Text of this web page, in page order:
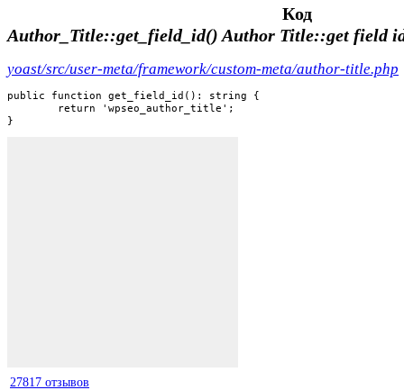
Код
Author_Title::get_field_id() Author Title::get field
yoast/src/user-meta/framework/custom-meta/author-title.php
public function get_field_id(): string {
}
27817 отзывов